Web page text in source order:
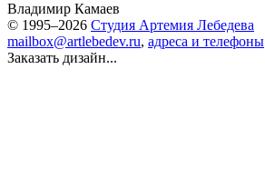
Владимир Камаев
© 1995–2026 Студия Артемия Лебедева
mailbox@artlebedev.ru, адреса и телефоны
Заказать дизайн...